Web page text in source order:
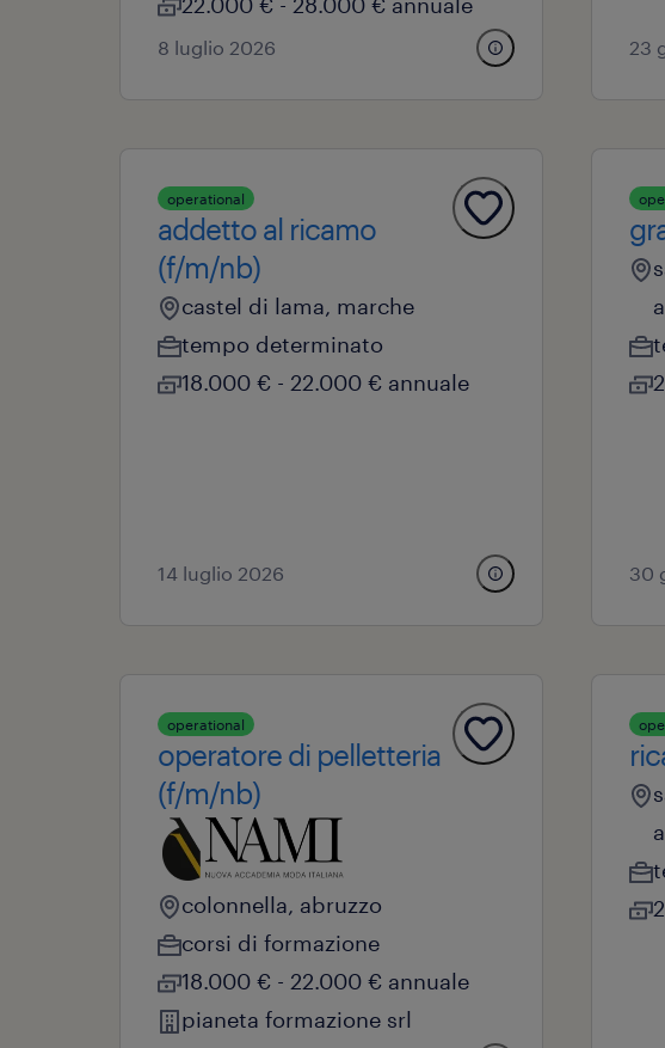
8 luglio 2026 23
operational
addetto al ricamo
(f/m/nb)
castel di lama, marche
tempo determinato
18.000 € - 22.000 € annuale
14 luglio 2026 30
operational
operatore di pelletteria
(f/m/nb)
colonnella, abruzzo
corsi di formazione
18.000 € - 22.000 € annuale
pianeta formazione srl